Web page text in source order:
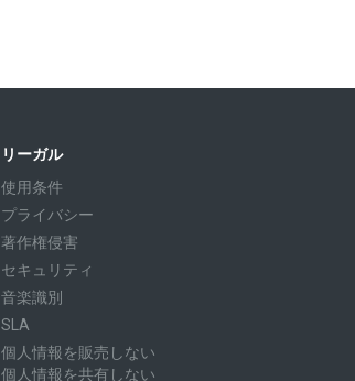
リーガル
使用条件
プライバシー
著作権侵害
セキュリティ
音楽識別
SLA
個人情報を販売しない
個人情報を共有しない